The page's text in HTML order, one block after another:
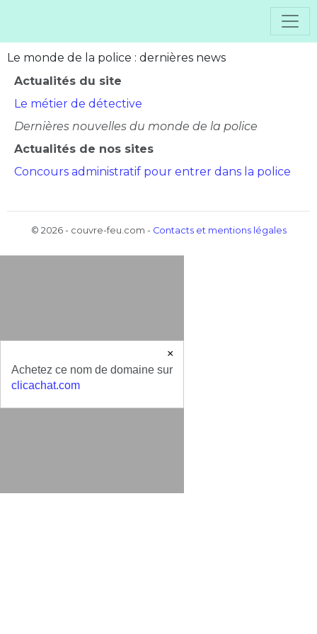
Le monde de la police : dernières news
Actualités du site
Le métier de détective
Dernières nouvelles du monde de la police
Actualités de nos sites
Concours administratif pour entrer dans la police
© 2026 - couvre-feu.com - Contacts et mentions légales
×
Achetez ce nom de domaine sur
clicachat.com